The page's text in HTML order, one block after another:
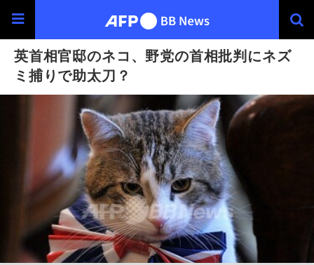
英首相官邸のネコ、野党の首相批判にネズ
ミ捕りで助太刀？